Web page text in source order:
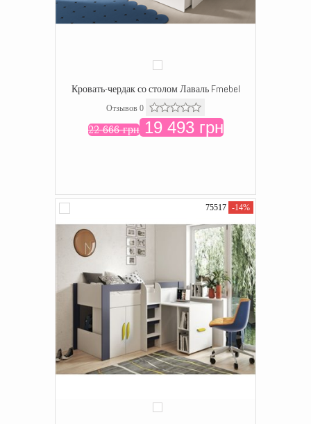
Кровать-чердак со столом Лаваль Fmebel
Отзывов 0
22 666 грн19 493 грн
75517 -14%